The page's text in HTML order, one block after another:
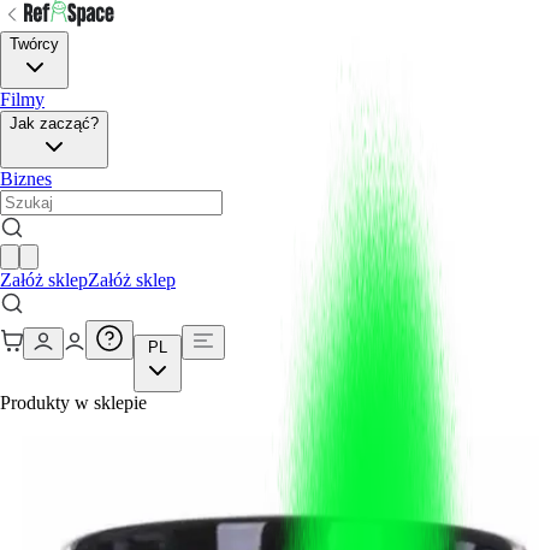
Twórcy
Filmy
Jak zacząć?
Biznes
Załóż sklepZałóż sklep
PL
Produkty w sklepie